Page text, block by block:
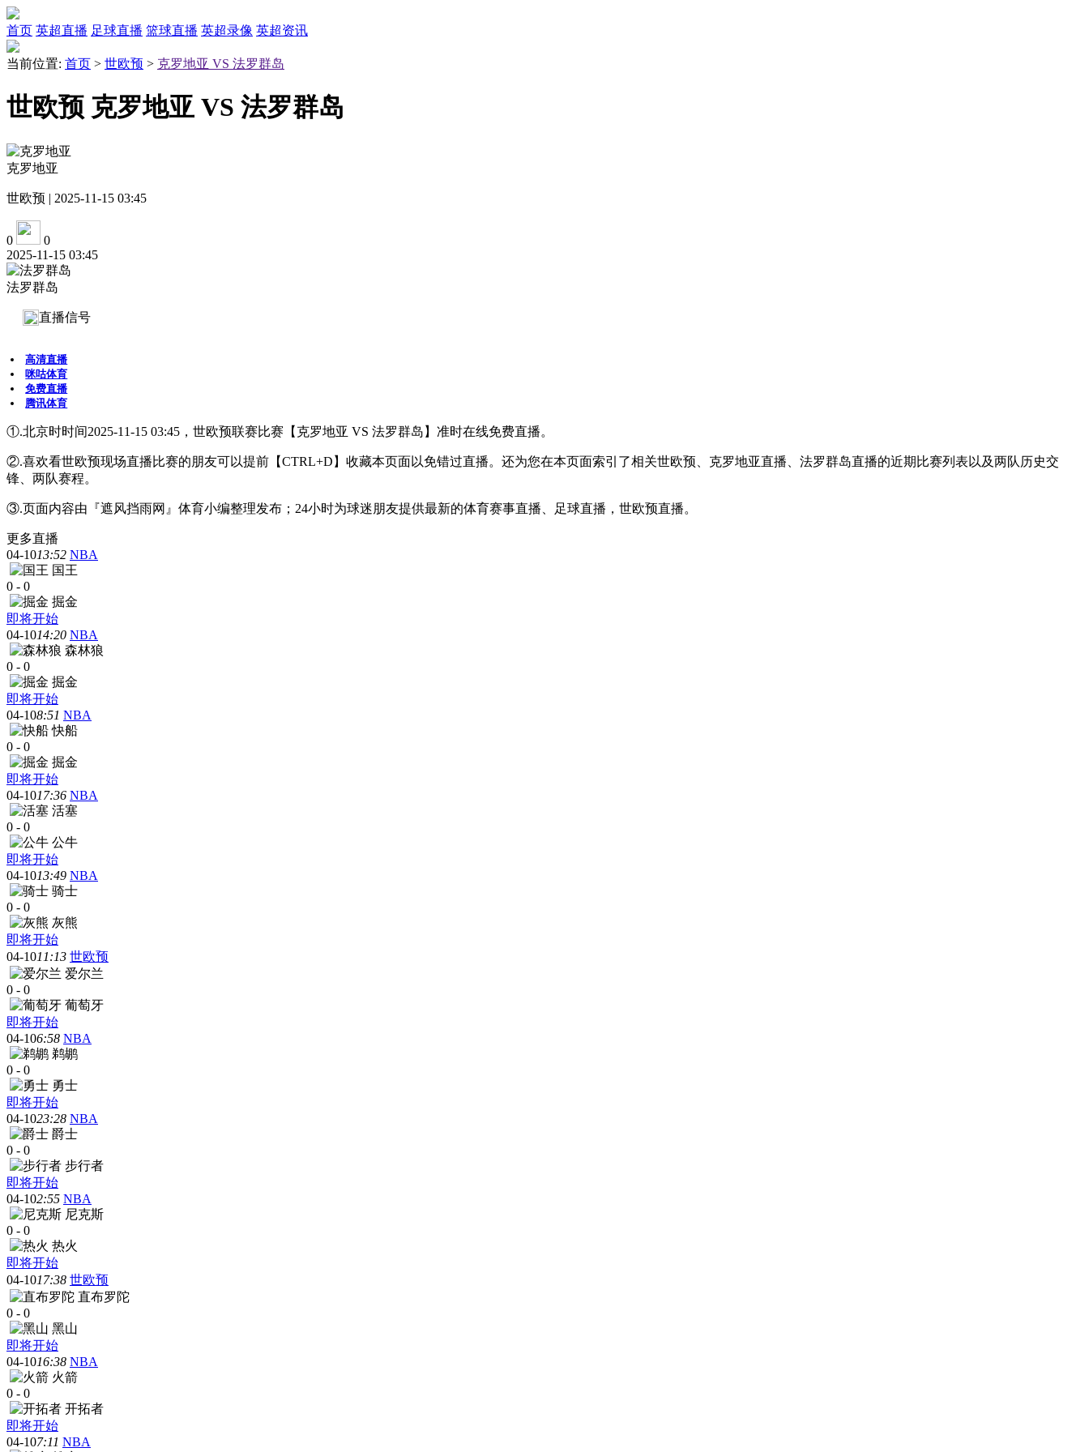
首页 英超直播 足球直播 篮球直播 英超录像 英超资讯
当前位置: 首页 > 世欧预 > 克罗地亚 VS 法罗群岛
世欧预 克罗地亚 VS 法罗群岛
克罗地亚
世欧预 | 2025-11-15 03:45
0
0
2025-11-15 03:45
法罗群岛
直播信号
高清直播
咪咕体育
免费直播
腾讯体育
①.北京时时间2025-11-15 03:45，世欧预联赛比赛【克罗地亚 VS 法罗群岛】准时在线免费直播。
②.喜欢看世欧预现场直播比赛的朋友可以提前【CTRL+D】收藏本页面以免错过直播。还为您在本页面索引了相关世欧预、克罗地亚直播、法罗群岛直播的近期比赛列表以及两队历史交
锋、两队赛程。
③.页面内容由『遮风挡雨网』体育小编整理发布；24小时为球迷朋友提供最新的体育赛事直播、足球直播，世欧预直播。
更多直播
04-1013:52 NBA
国王
0 - 0
掘金
即将开始
04-1014:20 NBA
森林狼
0 - 0
掘金
即将开始
04-108:51 NBA
快船
0 - 0
掘金
即将开始
04-1017:36 NBA
活塞
0 - 0
公牛
即将开始
04-1013:49 NBA
骑士
0 - 0
灰熊
即将开始
04-1011:13 世欧预
爱尔兰
0 - 0
葡萄牙
即将开始
04-106:58 NBA
鹈鹕
0 - 0
勇士
即将开始
04-1023:28 NBA
爵士
0 - 0
步行者
即将开始
04-102:55 NBA
尼克斯
0 - 0
热火
即将开始
04-1017:38 世欧预
直布罗陀
0 - 0
黑山
即将开始
04-1016:38 NBA
火箭
0 - 0
开拓者
即将开始
04-107:11 NBA